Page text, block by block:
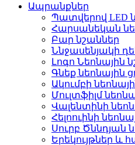
Ապրանքներ
Պատվերով LED
Հարսանեկան
Բար նշաններ
Ննջասենյակի
Լոգո Նեոնային
Գնեք նեոնային
Ակումբի
Մուլտֆիլմ
Վալենտինի
Հելոուինի
Սուրբ Ծննդյան
Երեկույթներ և